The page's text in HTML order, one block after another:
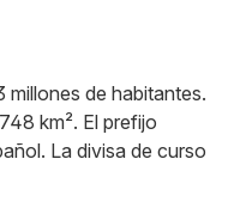
millones de habitantes.
km². El prefijo
La divisa de curso